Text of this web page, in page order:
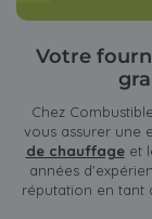
Votre
Chez
vous assurer une
de chauffageet
années
réputation en tant